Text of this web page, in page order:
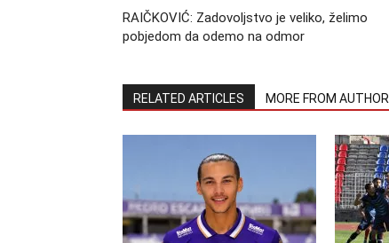
RAIČKOVIĆ: Zadovoljstvo je veliko, želimo
pobjedom da odemo na odmor
RELATED ARTICLES MORE FROM AUTHOR